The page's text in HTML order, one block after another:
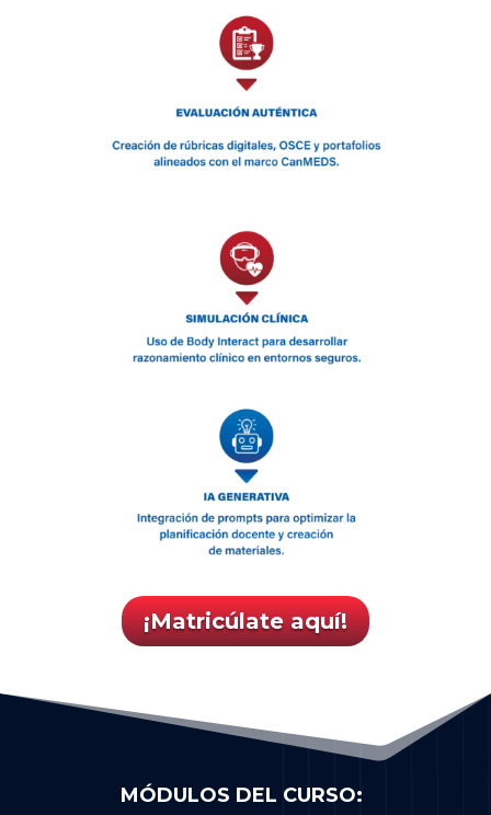
¡Matricúlate aquí!
MÓDULOS DEL CURSO: